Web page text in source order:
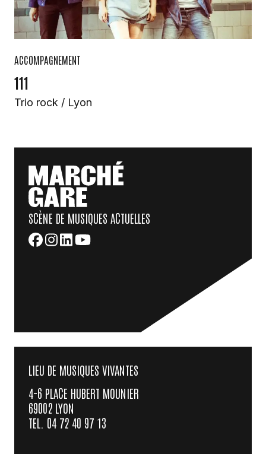
ACCOMPAGNEMENT
111
Trio rock / Lyon
SCÈNE DE MUSIQUES ACTUELLES
LIEU DE MUSIQUES VIVANTES
4-6 PLACE HUBERT MOUNIER
69002 LYON
TEL. 04 72 40 97 13